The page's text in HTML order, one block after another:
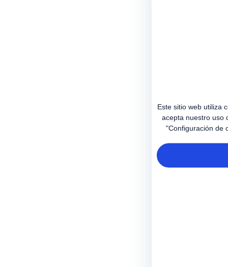
Este sitio web utiliza
acepta nuestro uso
"Configuración de